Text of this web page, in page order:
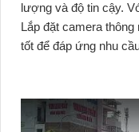
lượng và độ tin cậy.
Lắp đặt camera
tốt để đáp ứng nhu